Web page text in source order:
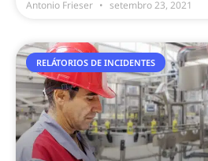
Antonio Frieser setembro 23, 2021
RELÁTORIOS DE INCIDENTES